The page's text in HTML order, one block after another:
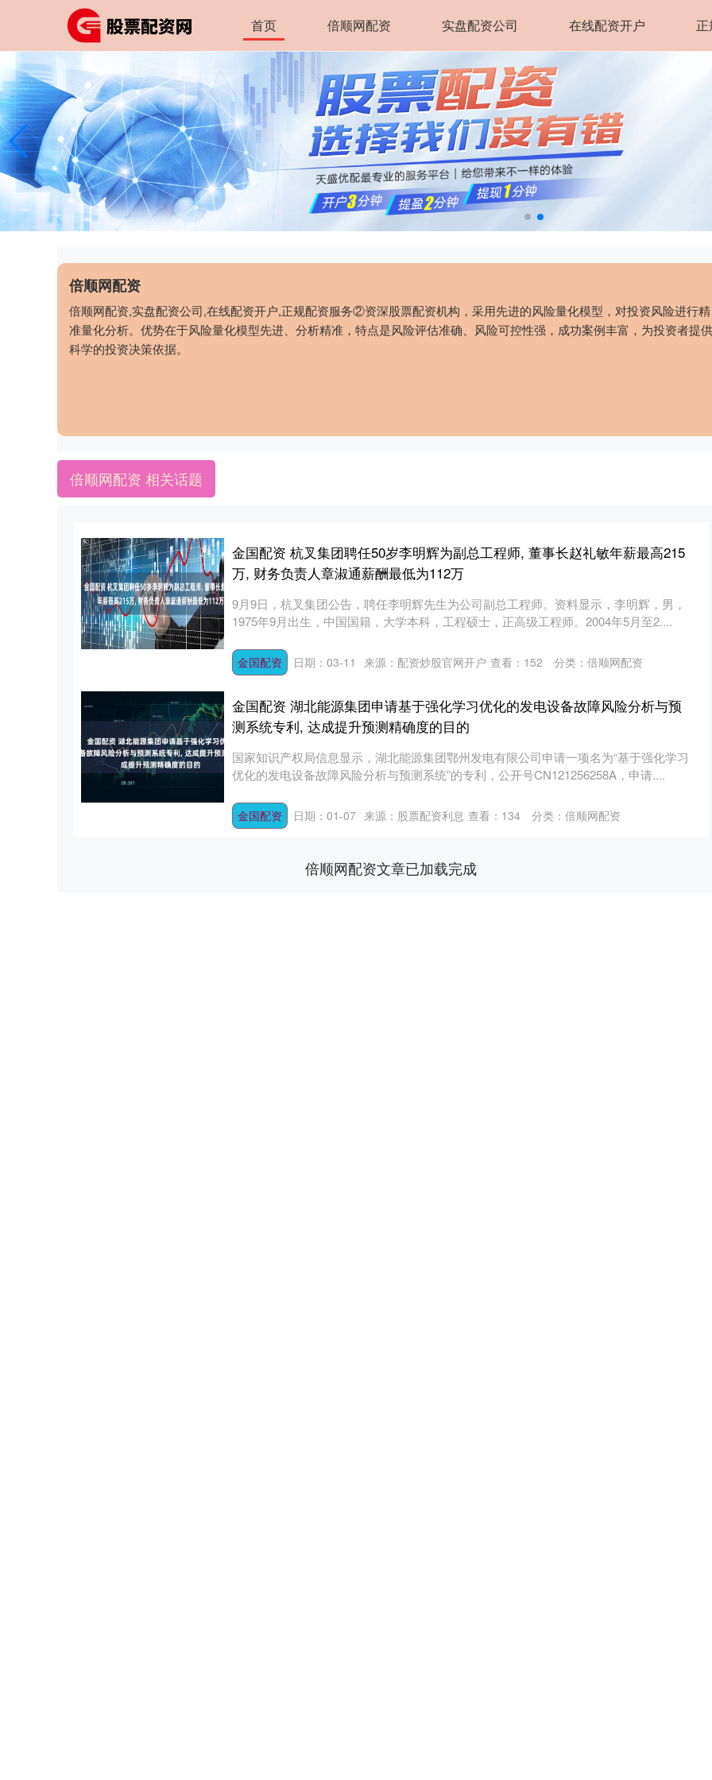
首页 倍顺网配资 实盘配资公司 在线配资开户
倍顺网配资
倍顺网配资,实盘配资公司,在线配资开户,正规配资服务②资深股票配资机构，采用先进的风险量化模型，对投资风险进行精
准量化分析。优势在于风险量化模型先进、分析精准，特点是风险评估准确、风险可控性强，成功案例丰富，为投资者提供
科学的投资决策依据。
倍顺网配资 相关话题
金国配资 杭叉集团聘任50岁李明辉为副总工程师, 董事长赵礼敏年薪最高215
万, 财务负责人章淑通薪酬最低为112万
9月9日，杭叉集团公告，聘任李明辉先生为公司副总工程师。资料显示，李明辉，男，
1975年9月出生，中国国籍，大学本科，工程硕士，正高级工程师。2004年5月至2....
金国配资 日期：03-11 来源：配资炒股官网开户 查看： 152 分类： 倍顺网配资
金国配资 湖北能源集团申请基于强化学习优化的发电设备故障风险分析与预
测系统专利, 达成提升预测精确度的目的
国家知识产权局信息显示，湖北能源集团鄂州发电有限公司申请一项名为“基于强化学习
优化的发电设备故障风险分析与预测系统”的专利，公开号CN121256258A，申请....
金国配资 日期：01-07 来源：股票配资利息 查看： 134 分类： 倍顺网配资
倍顺网配资文章已加载完成